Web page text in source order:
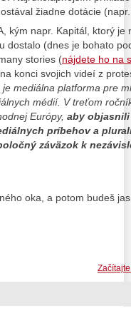
žiadne dotácie
kým napr. Kapitál, ktorý
dostalo (dnes je bohato
stories (nájdete ho na
konci svojich videí z
je mediálna platforma pre
médií. V treťom
Európy, aby
príbehov a
záväzok k
oka, a potom budeš